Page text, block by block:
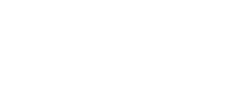
bio se